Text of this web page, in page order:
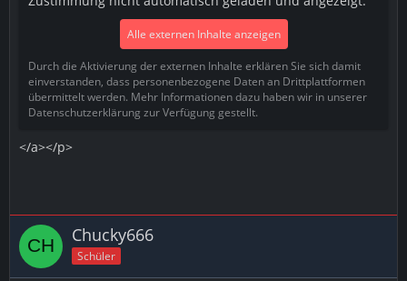
Alle externen Inhalte anzeigen
Durch die Aktivierung der externen Inhalte erklären Sie sich damit
einverstanden, dass personenbezogene Daten an Drittplattformen
übermittelt werden. Mehr Informationen dazu haben wir in unserer
Datenschutzerklärung zur Verfügung gestellt.
</a></p>
Chucky666
Schüler